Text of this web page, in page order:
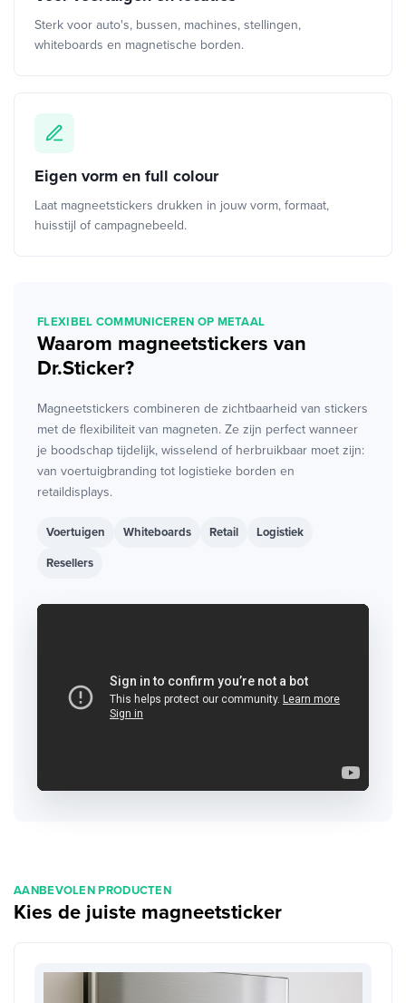
Sterk voor auto's, bussen, machines, stellingen,
whiteboards en magnetische borden.
Eigen vorm en full colour
Laat magneetstickers drukken in jouw vorm, formaat,
huisstijl of campagnebeeld.
FLEXIBEL COMMUNICEREN OP METAAL
Waarom magneetstickers van
Dr.Sticker?
Magneetstickers combineren de zichtbaarheid van stickers
met de flexibiliteit van magneten. Ze zijn perfect wanneer
je boodschap tijdelijk, wisselend of herbruikbaar moet zijn:
van voertuigbranding tot logistieke borden en
retaildisplays.
Voertuigen Whiteboards Retail
Logistiek
Resellers
AANBEVOLEN PRODUCTEN
Kies de juiste magneetsticker